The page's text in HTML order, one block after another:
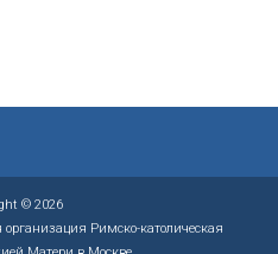
© 2026
Римско-католическая